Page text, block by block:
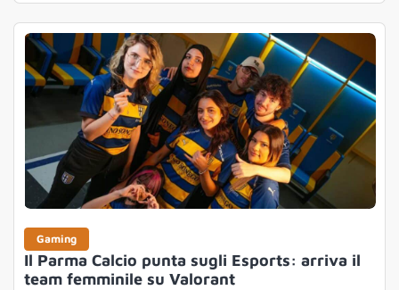
Gaming
Il Parma Calcio punta sugli Esports: arriva il
team femminile su Valorant